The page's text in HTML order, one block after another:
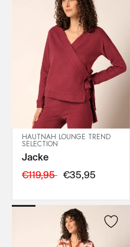
HAUTNAH LOUNGE TREND
SELECTION
Jacke
€119,95 €35,95